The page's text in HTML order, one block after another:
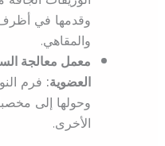
وقدمها في
والمقاهي.
معمل معالجة
العضوية:فرم
وحولها إلى
الأخرى.